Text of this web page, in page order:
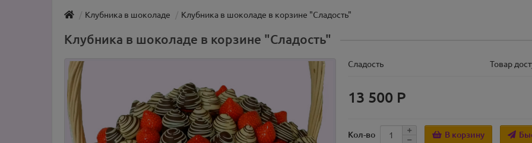
Клубника в шоколаде Клубника в шоколаде в корзине "Сладость"
Клубника в шоколаде в корзине "Сладость"
Сладость Товар
13 500 Р
Кол-во В корзину